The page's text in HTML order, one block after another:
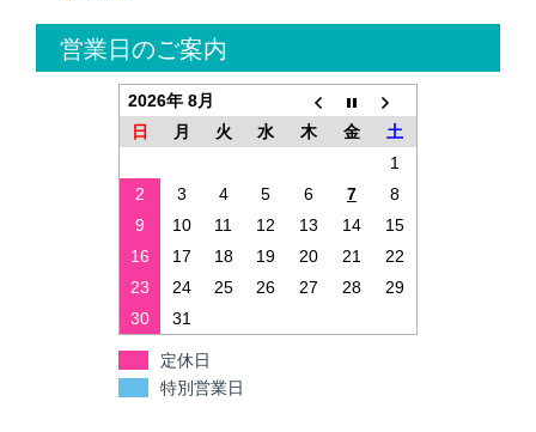
営業日のご案内
2026年 8月
日
月 火 水 木 金
土
1
2
3 4 5 6 7
8
9
10 11 12 13 14
15
16
17 18 19 20 21
22
23
24 25 26 27 28
29
30
31
定休日
特別営業日